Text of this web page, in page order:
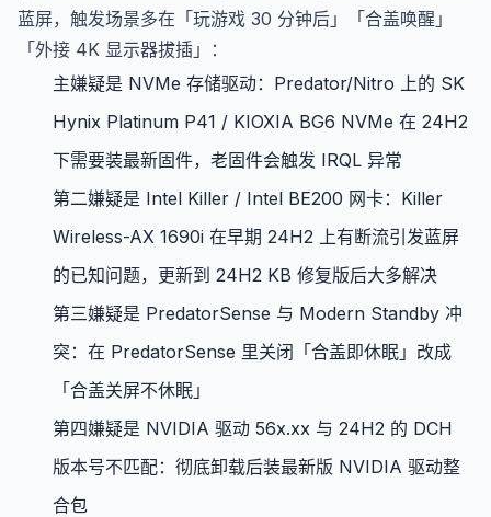
蓝屏，触发场景多在「玩游戏 30 分钟后」「合盖唤醒」
「外接 4K 显示器拔插」：
主嫌疑是 NVMe 存储驱动：Predator/Nitro 上的 SK
Hynix Platinum P41 / KIOXIA BG6 NVMe 在 24H2
下需要装最新固件，老固件会触发 IRQL 异常
第二嫌疑是 Intel Killer / Intel BE200 网卡：Killer
Wireless-AX 1690i 在早期 24H2 上有断流引发蓝屏
的已知问题，更新到 24H2 KB 修复版后大多解决
第三嫌疑是 PredatorSense 与 Modern Standby 冲
突：在 PredatorSense 里关闭「合盖即休眠」改成
「合盖关屏不休眠」
第四嫌疑是 NVIDIA 驱动 56x.xx 与 24H2 的 DCH
版本号不匹配：彻底卸载后装最新版 NVIDIA 驱动整
合包